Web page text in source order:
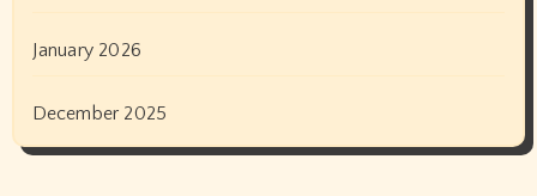
January 2026
December 2025